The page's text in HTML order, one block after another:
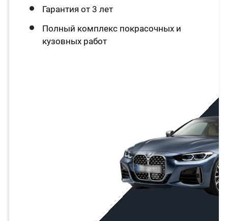
Гарантия от 3 лет
Полный комплекс покрасочных и
кузовных работ